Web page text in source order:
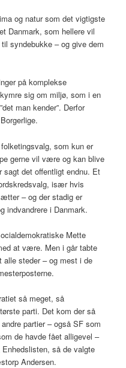
og natur som det vigtigste
Danmark, som hellere vil
syndebukke – og give dem
på komplekse
sig om miljø, som i en
man kender”. Derfor
som kun er
gerne vil være og kan blive
det offentligt endnu. Et
især hvis
– og der stadig er
indvandrere i Danmark.
Mette
at være. Men i går tabte
steder – og mest i de
så meget, så
parti. Det kom der så
partier – også SF som
de havde fået alligevel –
så de valgte
Andersen.